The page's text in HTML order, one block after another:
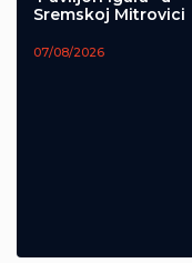
Sremskoj Mitrovici
07/08/2026